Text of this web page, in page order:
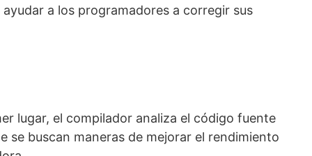
a los programadores a corregir sus
lugar, el compilador analiza el código fuente
se buscan maneras de mejorar el rendimiento